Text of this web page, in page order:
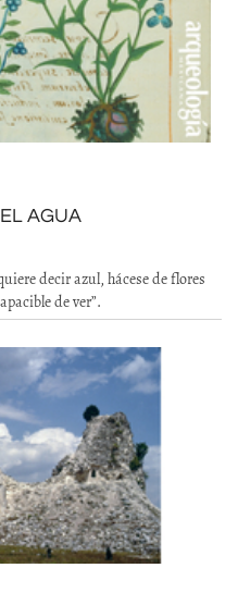
AGUA
decir azul, hácese de flores
de ver”.